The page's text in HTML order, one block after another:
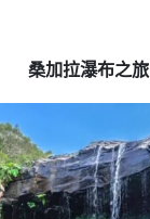
桑加拉瀑布之旅